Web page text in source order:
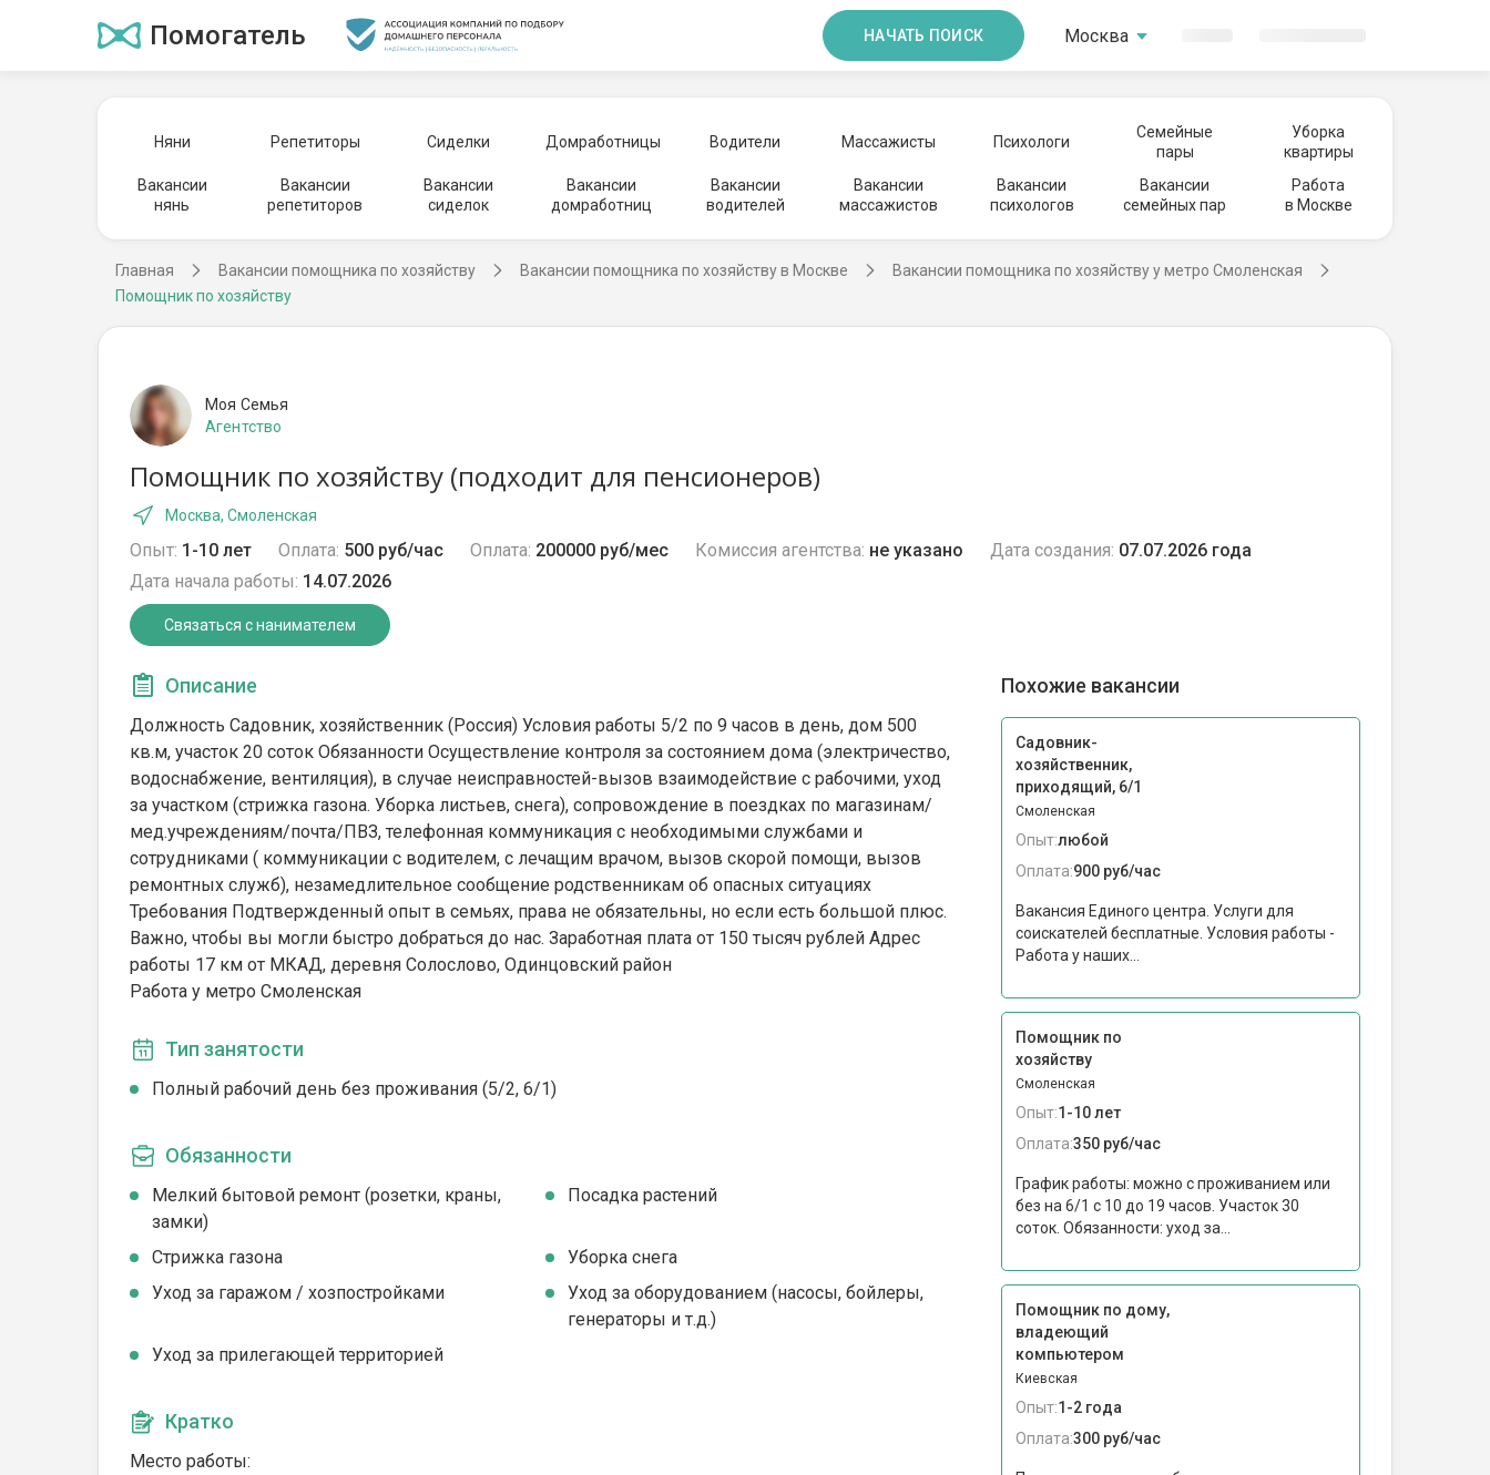
Помогатель НАЧАТЬ ПОИСК Москва
Няни Репетиторы Сиделки Домработницы Водители Массажисты Психологи
Семейные
пары
Уборка
квартиры
Вакансии
нянь
Вакансии
репетиторов
Вакансии
сиделок
Вакансии
домработниц
Вакансии
водителей
Вакансии
массажистов
Вакансии
психологов
Вакансии
семейных пар
Работа
в Москве
Главная Вакансии помощника по хозяйству Вакансии помощника по хозяйству в Москве
Вакансии помощника по хозяйству у метро Смоленская
Помощник по хозяйству
Моя Семья
Агентство
Помощник по хозяйству (подходит для пенсионеров)
Москва, Смоленская
Опыт: 1-10 лет Оплата: 500 руб/час Оплата: 200000 руб/мес Комиссия агентства: не указано Дата создания: 07.07.2026 года
Дата начала работы: 14.07.2026
Связаться с нанимателем
Описание
Должность Садовник, хозяйственник (Россия) Условия работы 5/2 по 9 часов в день, дом 500
кв.м, участок 20 соток Обязанности Осуществление контроля за состоянием дома (электричество,
водоснабжение, вентиляция), в случае неисправностей-вызов взаимодействие с рабочими, уход
за участком (стрижка газона. Уборка листьев, снега), сопровождение в поездках по магазинам/
мед.учреждениям/почта/ПВЗ, телефонная коммуникация с необходимыми службами и
сотрудниками ( коммуникации с водителем, с лечащим врачом, вызов скорой помощи, вызов
ремонтных служб), незамедлительное сообщение родственникам об опасных ситуациях
Требования Подтвержденный опыт в семьях, права не обязательны, но если есть большой плюс.
Важно, чтобы вы могли быстро добраться до нас. Заработная плата от 150 тысяч рублей Адрес
работы 17 км от МКАД, деревня Солослово, Одинцовский район
Работа у метро Смоленская
Тип занятости
Полный рабочий день без проживания (5/2, 6/1)
Обязанности
Мелкий бытовой ремонт (розетки, краны,
замки)
Посадка растений
Стрижка газона
Уборка снега
Уход за гаражом / хозпостройками
Уход за оборудованием (насосы, бойлеры,
генераторы и т.д.)
Уход за прилегающей территорией
Кратко
Место работы:
Похожие вакансии
Садовник-
хозяйственник,
приходящий, 6/1
Смоленская
Опыт:любой
Оплата:900 руб/час
Вакансия Единого центра. Услуги для
соискателей бесплатные. Условия работы -
Работа у наших...
Помощник по
хозяйству
Смоленская
Опыт:1-10 лет
Оплата:350 руб/час
График работы: можно с проживанием или
без на 6/1 с 10 до 19 часов. Участок 30
соток. Обязанности: уход за...
Помощник по дому,
владеющий
компьютером
Киевская
Опыт:1-2 года
Оплата:300 руб/час